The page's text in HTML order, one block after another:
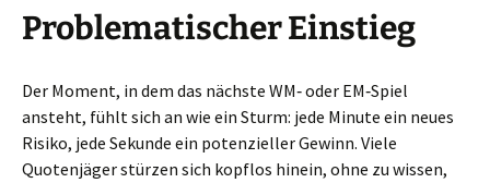
Problematischer Einstieg
Der Moment, in dem das nächste WM‑ oder EM‑Spiel
ansteht, fühlt sich an wie ein Sturm: jede Minute ein neues
Risiko, jede Sekunde ein potenzieller Gewinn. Viele
Quotenjäger stürzen sich kopflos hinein, ohne zu wissen,